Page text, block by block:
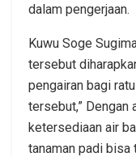
dalam pengerjaan.
Kuwu Soge
tersebut
pengairan bagi
tersebut,” Dengan
ketersediaan air
tanaman padi bisa